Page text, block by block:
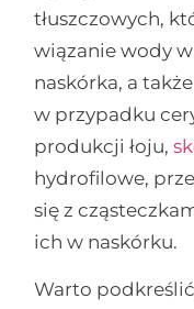
tłuszczowych,
wiązanie wody
naskórka, a
w przypadku
produkcji łoju,
hydrofilowe,
się z
ich w naskórku.
Warto